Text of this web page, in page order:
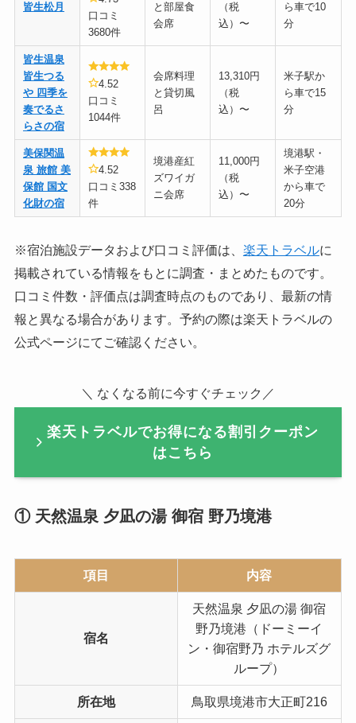
皆生松月
口コミ
3680件
と部屋食
会席
（税
込）〜
ら車で10
分
皆生温泉
皆生つる
や 四季を
奏でるさ
らさの宿
4.52
口コミ
1044件
会席料理
と貸切風
呂
13,310円
（税
込）〜
米子駅か
ら車で15
分
美保関温
泉 旅館 美
保館 国文
化財の宿
4.52
口コミ338
件
境港産紅
ズワイガ
ニ会席
11,000円
（税
込）〜
境港駅・
米子空港
から車で
20分
※宿泊施設データおよび口コミ評価は、 楽天トラベルに
掲載されている情報をもとに調査・まとめたものです。
口コミ件数・評価点は調査時点のものであり、最新の情
報と異なる場合があります。予約の際は楽天トラベルの
公式ページにてご確認ください。
＼ なくなる前に今すぐチェック／
楽天トラベルでお得になる割引クーポン
はこちら
① 天然温泉 夕凪の湯 御宿 野乃境港
項目 内容
宿名
天然温泉 夕凪の湯 御宿
野乃境港（ドーミーイ
ン・御宿野乃 ホテルズグ
ループ）
所在地 鳥取県境港市大正町216